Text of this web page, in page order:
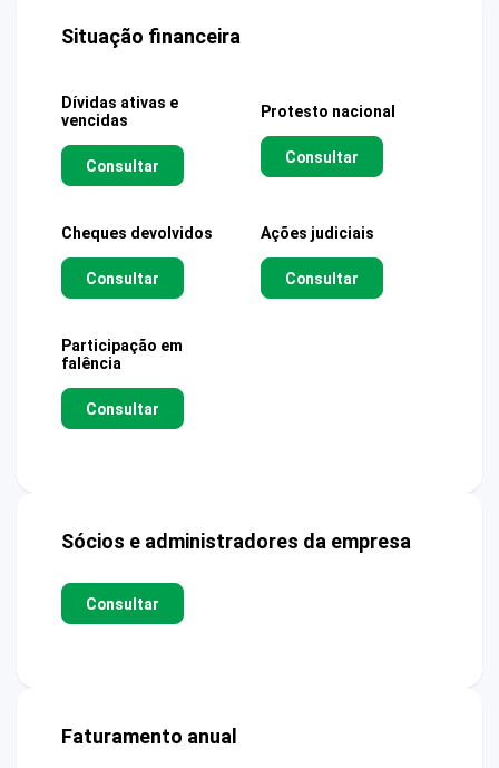
Situação financeira
Dívidas ativas e
vencidas
Consultar
Protesto nacional
Consultar
Cheques devolvidos
Consultar
Ações judiciais
Consultar
Participação em
falência
Consultar
Sócios e administradores da empresa
Consultar
Faturamento anual